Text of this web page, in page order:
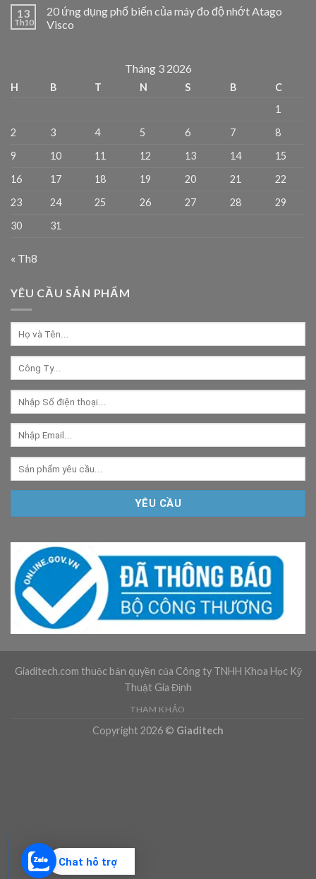
Chat hỗ trợ
13
Th10
20 ứng dụng phổ biến của máy đo độ nhớt Atago
Visco
Tháng 3 2026
H B T N S B
C
1
2
3 4 5 6 7
8
9
10 11 12 13 14
15
16
17 18 19 20 21
22
23
24 25 26 27 28
29
30
31
« Th8
YÊU CẦU SẢN PHẨM
Giaditech.com thuộc bản quyền của Công ty TNHH Khoa Học Kỹ
Thuật Gia Định
THAM KHẢO
Copyright 2026 © Giaditech